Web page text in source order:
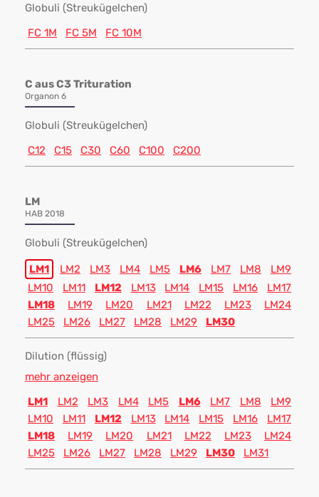
Globuli (Streukügelchen)
FC 1M
FC 5M FC 10M
C aus C3 Trituration
Organon 6
Globuli (Streukügelchen)
C12
C15 C30 C60 C100 C200
LM
HAB 2018
Globuli (Streukügelchen)
LM1 LM2 LM3 LM4 LM5 LM6 LM7 LM8
LM9
LM10
LM11 LM12 LM13 LM14 LM15 LM16
LM17
LM18
LM19 LM20 LM21 LM22 LM23
LM24
LM25
LM26 LM27 LM28 LM29 LM30
Dilution (flüssig)
mehr anzeigen
LM1
LM2 LM3 LM4 LM5 LM6 LM7 LM8
LM9
LM10
LM11 LM12 LM13 LM14 LM15 LM16
LM17
LM18
LM19 LM20 LM21 LM22 LM23
LM24
LM25
LM26 LM27 LM28 LM29 LM30 LM31